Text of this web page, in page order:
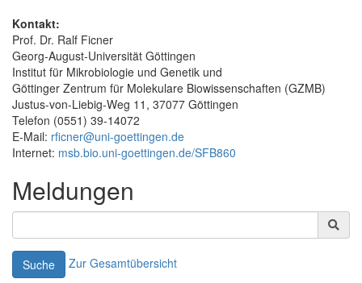
Kontakt:
Prof. Dr. Ralf Ficner
Georg-August-Universität Göttingen
Institut für Mikrobiologie und Genetik und
Göttinger Zentrum für Molekulare Biowissenschaften (GZMB)
Justus-von-Liebig-Weg 11, 37077 Göttingen
Telefon (0551) 39-14072
E-Mail: rficner@uni-goettingen.de
Internet: msb.bio.uni-goettingen.de/SFB860
Meldungen
Suche Zur Gesamtübersicht